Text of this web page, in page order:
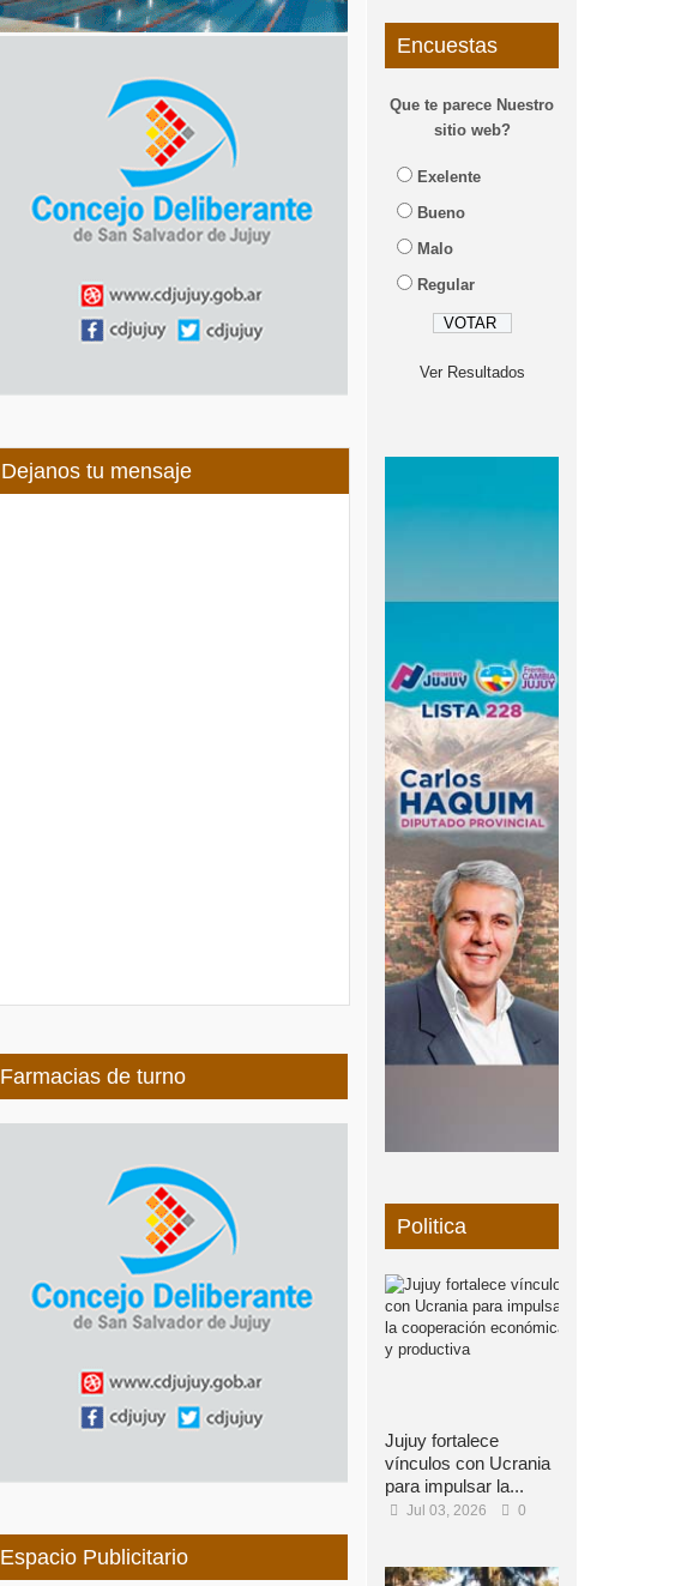
Dejanos tu mensaje
Farmacias de turno
Espacio Publicitario
Encuestas
Que te parece Nuestro
sitio web?
Exelente
Bueno
Malo
Regular
Ver Resultados
Politica
Jujuy fortalece
vínculos con Ucrania
para impulsar la...
Jul 03, 2026 0